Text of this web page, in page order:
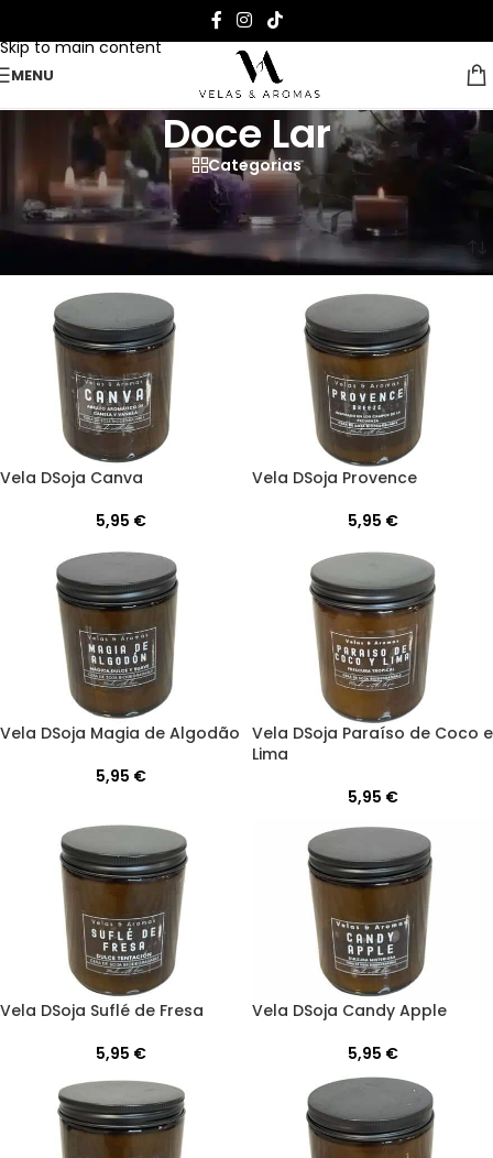
Skip to main content
MENU
Doce Lar
Categorias
Vela perfumada Lar Doce Lar
Página Inicial>Casa das Velas Doce Lar
Vela DSoja Canva
5,95 €
Vela DSoja Provence
5,95 €
Vela DSoja Magia de Algodão
5,95 €
Vela DSoja Paraíso de Coco e
Lima
5,95 €
Vela DSoja Suflé de Fresa
5,95 €
Vela DSoja Candy Apple
5,95 €